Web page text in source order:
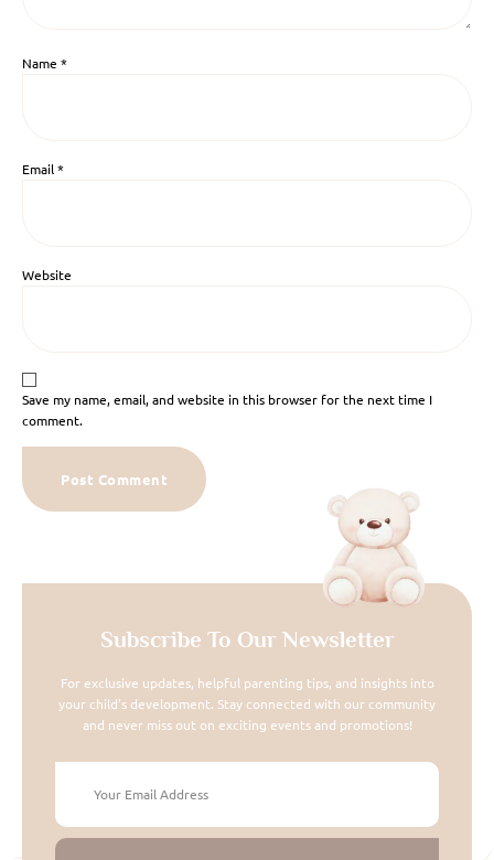
Name *
Email*
Website
Save my name, email, and website in this browser for the next time I
comment.
Subscribe To Our Newsletter
For exclusive updates, helpful parenting tips, and insights into
your child's development. Stay connected with our community
and never miss out on exciting events and promotions!